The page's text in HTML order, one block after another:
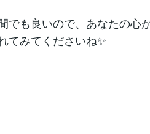
でも良いので、あなたの心
てみてくださいね✨